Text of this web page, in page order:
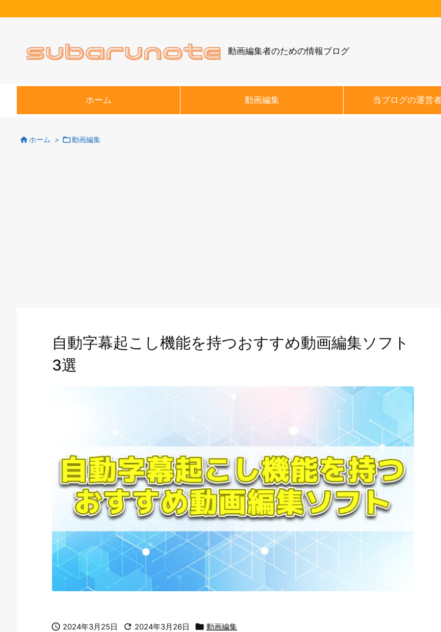
動画編集者のための情報ブログ
ホーム 動画編集 当ブログの運営
 ホーム > 動画編集
自動字幕起こし機能を持つおすすめ動画編集ソフト
3選
 2024年3月25日  2024年3月26日  動画編集